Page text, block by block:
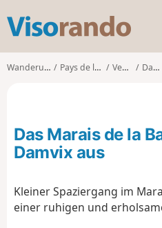
s
o
Wanderungen Pays de la Loire Vendée Damvix
Das Marais de la
Damvix aus
Kleiner Spaziergang im
einer ruhigen und